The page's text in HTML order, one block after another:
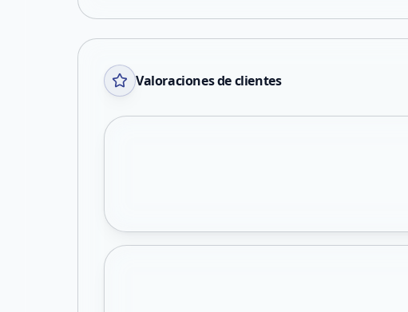
Valoraciones de clientes